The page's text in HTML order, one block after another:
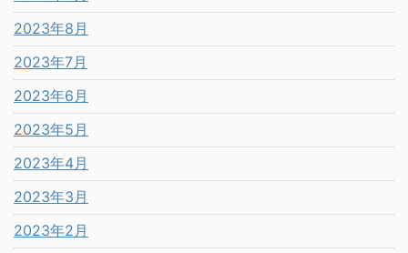
2023年8月
2023年7月
2023年6月
2023年5月
2023年4月
2023年3月
2023年2月